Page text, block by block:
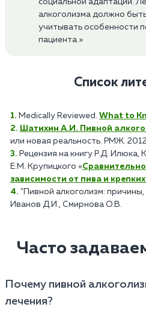
социальной адаптации.
алкоголизма должно
учитывать особенности
пациента.»
Список
Medically Reviewed. What to
Шатихин А.И. Пивной
или новая реальность. РМЖ.
Рецензия на книгу Р.Д. Илюка,
Е.М. Крупицкого «
зависимости от пива и
"Пивной алкоголизм:
Иванов Д.И., Смирнова О.В.
Часто
Почему пивной
лечения?